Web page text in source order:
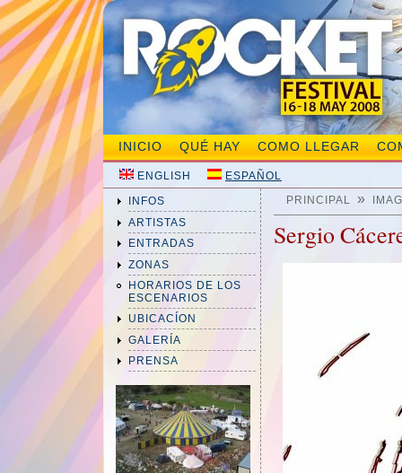
INICIO QUÉ HAY COMO LLEGAR
ENGLISH ESPAÑOL
INFOS
ARTISTAS
ENTRADAS
ZONAS
HORARIOS DE LOS
ESCENARIOS
UBICACÍON
GALERÍA
PRENSA
PRINCIPAL »
Sergio